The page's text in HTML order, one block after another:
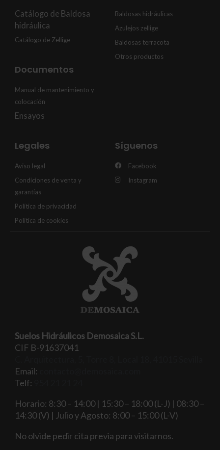
Catálogo de Baldosa
hidráulica
Catálogo de Zellige
Documentos
Manual de mantenimiento y
colocación
Ensayos
Baldosas hidráulicas
Azulejos zellige
Baldosas terracota
Otros productos
Legales
Aviso legal
Condiciones de venta y
garantías
Política de privacidad
Política de cookies
Síguenos
Facebook
Instagram
Suelos Hidráulicos Demosaica S.L.
CIF B-91637041
Email:
Telf:
Horario: 8:30 – 14:00 | 15:30 – 18:00 (L-J) | 08:30 –
14:30 (V) | Julio y Agosto: 8:00 – 15:00 (L-V)
No olvide pedir cita previa para visitarnos.